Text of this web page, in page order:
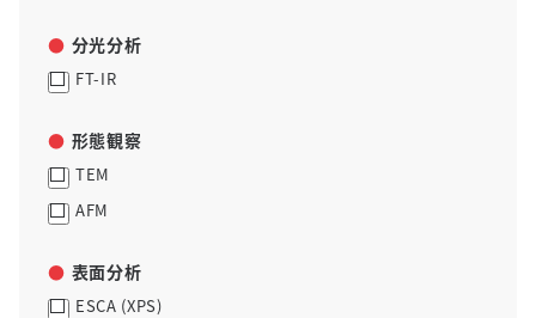
分光分析
FT-IR
形態観察
TEM
AFM
表面分析
ESCA (XPS)